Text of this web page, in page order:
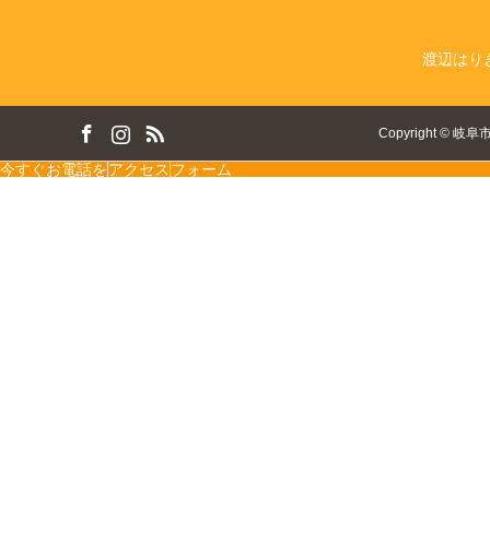
渡辺はり
Copyright© 岐阜
今すぐお電話をアクセス フォーム